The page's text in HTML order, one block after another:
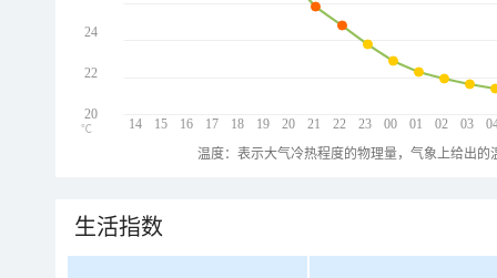
14 15 16 17 18 19 20 21 22 23 00 01 02 03
24
22
20
℃
温度：表示大气冷热程度的物理量，气象上给出
生活指数